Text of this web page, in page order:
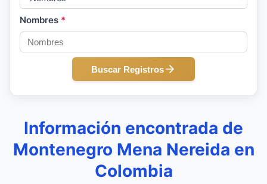
Nombres *
Buscar Registros
Información encontrada de
Montenegro Mena Nereida en
Colombia